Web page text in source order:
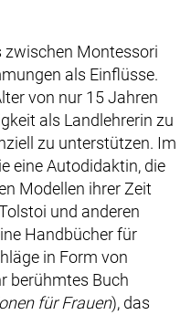
zwischen Montessori
als Einflüsse.
von nur 15 Jahren
als Landlehrerin zu
zu unterstützen. Im
eine Autodidaktin, die
Modellen ihrer Zeit
und anderen
Handbücher für
in Form von
berühmtes Buch
für Frauen), das